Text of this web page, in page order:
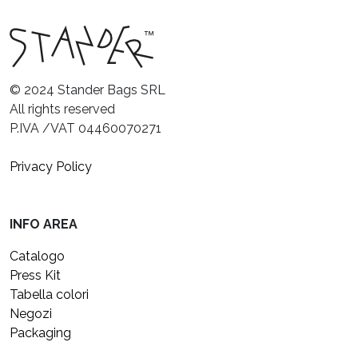
© 2024 Stander Bags SRL
All rights reserved
P.IVA /VAT 04460070271
Privacy Policy
INFO AREA
Catalogo
Press Kit
Tabella colori
Negozi
Packaging